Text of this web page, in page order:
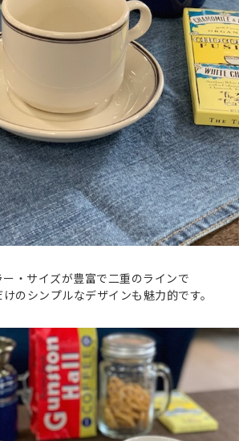
・サイズが豊富で二重のラインで
のシンプルなデザインも魅力的です。